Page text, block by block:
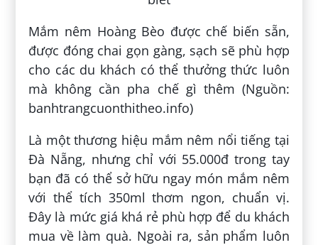
Mắm nêm Hoàng Bèo được chế biến sẵn,
được đóng chai gọn gàng, sạch sẽ phù hợp
cho các du khách có thể thưởng thức luôn
mà không cần pha chế gì thêm (Nguồn:
banhtrangcuonthitheo.info)
Là một thương hiệu mắm nêm nổi tiếng tại
Đà Nẵng, nhưng chỉ với 55.000đ trong tay
bạn đã có thể sở hữu ngay món mắm nêm
với thể tích 350ml thơm ngon, chuẩn vị.
Đây là mức giá khá rẻ phù hợp để du khách
mua về làm quà. Ngoài ra, sản phẩm luôn